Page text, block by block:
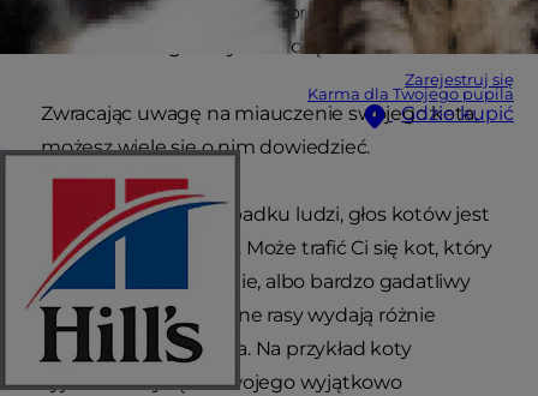
Zarejestruj się
Karma dla Twojego pupila
Gdzie kupić
skomplikowana metoda porozumiewania się.
Zatem dlaczego koty miauczą?
Zwracając uwagę na miauczenie swojego kota,
możesz wiele się o nim dowiedzieć.
Podobnie jak w przypadku ludzi, głos kotów jest
indywidualną sprawą. Może trafić Ci się kot, który
rzadko kiedy coś piśnie, albo bardzo gadatliwy
osobnik. Ponadto różne rasy wydają różnie
brzmiące miauknięcia. Na przykład koty
syjamskie słyną ze swojego wyjątkowo